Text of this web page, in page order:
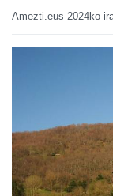
Amezti.eus 2024ko